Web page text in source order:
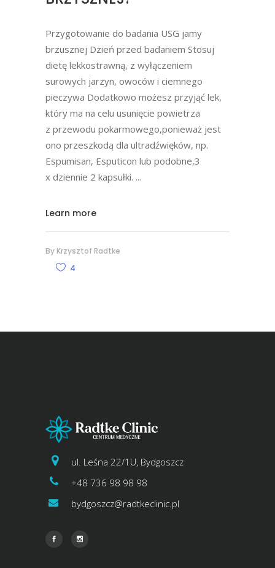
Przygotowanie do badania USG jamy
brzusznej Dzień przed badaniem Stosuj
dietę lekkostrawną, z wyłączeniem
surowych jarzyn, owoców i ciemnego
pieczywa Dodatkowo możesz przyjąć lek,
który ma na celu usunięcie powietrza
z przewodu pokarmowego,ponieważ jest
ono przeszkodą dla ultradźwięków, np.
Espumisan, Esputicon lub podobne,3
x dziennie 2 kapsułki.
Learn more
By Krzysztof Radtke
4
ul. Leśna 22/1U, Bydgoszcz
+48 736 98 98 98
bydgoszcz@radtkeclinic.pl